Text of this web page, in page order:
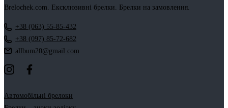
Brelochek.com. Ексклюзивні брелки. Брелки на замовлення.
+38 (063) 55-85-432
+38 (097) 85-72-682
allbum20@gmail.com
Автомобільні брелоки